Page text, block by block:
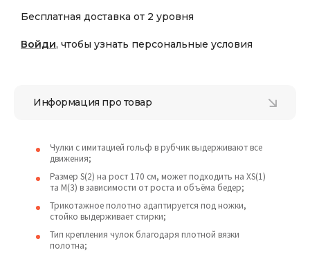
Бесплатная доставка от 2 уровня
Войди, чтобы узнать персональные условия
Информация про товар
Чулки с имитацией гольф в рубчик выдерживают все
движения;
Размер S(2) на рост 170 см, может подходить на XS(1)
та М(3) в зависимости от роста и объёма бедер;
Трикотажное полотно адаптируется под ножки,
стойко выдерживает стирки;
Тип крепления чулок благодаря плотной вязки
полотна;